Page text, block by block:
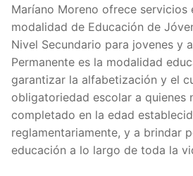
Maríano Moreno ofrece servicios
modalidad de Educación de
Nivel Secundario para jovenes y
Permanente es la modalidad
garantizar la alfabetización y el
obligatoriedad escolar a quienes
completado en la edad
reglamentariamente, y a brindar
educación a lo largo de toda la